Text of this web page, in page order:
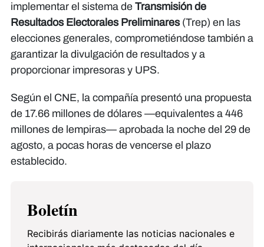
implementar el sistema de Transmisión de
Resultados Electorales Preliminares (Trep) en las
elecciones generales, comprometiéndose también a
garantizar la divulgación de resultados y a
proporcionar impresoras y UPS.
Según el CNE, la compañía presentó una propuesta
de 17.66 millones de dólares —equivalentes a 446
millones de lempiras— aprobada la noche del 29 de
agosto, a pocas horas de vencerse el plazo
establecido.
Boletín
Recibirás diariamente las noticias nacionales e